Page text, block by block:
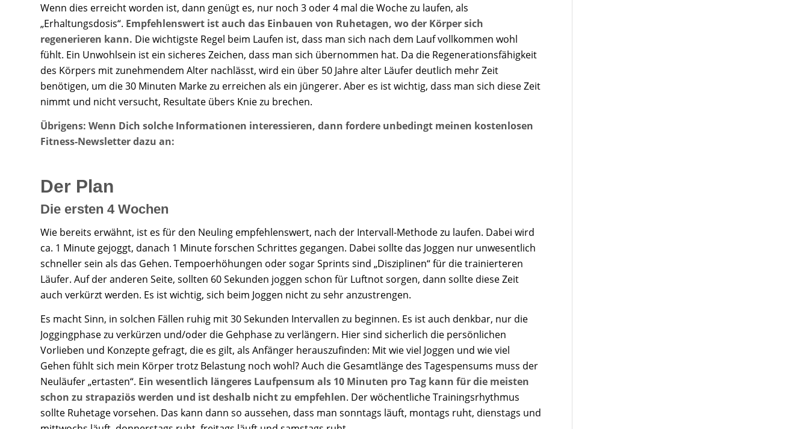
Wenn dies erreicht worden ist, dann genügt es, nur noch 3 oder 4 mal die Woche zu laufen, als
„Erhaltungsdosis“. Empfehlenswert ist auch das Einbauen von Ruhetagen, wo der Körper sich
regenerieren kann. Die wichtigste Regel beim Laufen ist, dass man sich nach dem Lauf vollkommen wohl
fühlt. Ein Unwohlsein ist ein sicheres Zeichen, dass man sich übernommen hat. Da die Regenerationsfähigkeit
des Körpers mit zunehmendem Alter nachlässt, wird ein über 50 Jahre alter Läufer deutlich mehr Zeit
benötigen, um die 30 Minuten Marke zu erreichen als ein jüngerer. Aber es ist wichtig, dass man sich diese Zeit
nimmt und nicht versucht, Resultate übers Knie zu brechen.
Übrigens: Wenn Dich solche Informationen interessieren, dann fordere unbedingt meinen kostenlosen
Fitness-Newsletter dazu an:
Der Plan
Die ersten 4 Wochen
Wie bereits erwähnt, ist es für den Neuling empfehlenswert, nach der Intervall-Methode zu laufen. Dabei wird
ca. 1 Minute gejoggt, danach 1 Minute forschen Schrittes gegangen. Dabei sollte das Joggen nur unwesentlich
schneller sein als das Gehen. Tempoerhöhungen oder sogar Sprints sind „Disziplinen“ für die trainierteren
Läufer. Auf der anderen Seite, sollten 60 Sekunden joggen schon für Luftnot sorgen, dann sollte diese Zeit
auch verkürzt werden. Es ist wichtig, sich beim Joggen nicht zu sehr anzustrengen.
Es macht Sinn, in solchen Fällen ruhig mit 30 Sekunden Intervallen zu beginnen. Es ist auch denkbar, nur die
Joggingphase zu verkürzen und/oder die Gehphase zu verlängern. Hier sind sicherlich die persönlichen
Vorlieben und Konzepte gefragt, die es gilt, als Anfänger herauszufinden: Mit wie viel Joggen und wie viel
Gehen fühlt sich mein Körper trotz Belastung noch wohl? Auch die Gesamtlänge des Tagespensums muss der
Neuläufer „ertasten“. Ein wesentlich längeres Laufpensum als 10 Minuten pro Tag kann für die meisten
schon zu strapaziös werden und ist deshalb nicht zu empfehlen. Der wöchentliche Trainingsrhythmus
sollte Ruhetage vorsehen. Das kann dann so aussehen, dass man sonntags läuft, montags ruht, dienstags und